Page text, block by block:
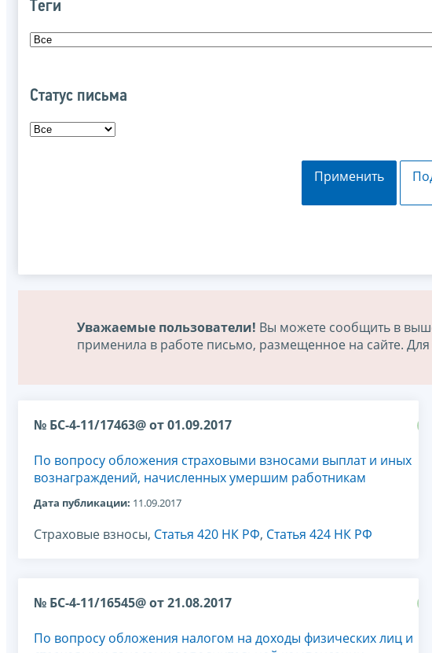
Теги
Статус письма
Применить
Уважаемые пользователи! Вы можете сообщить в
применила в работе письмо, размещенное на сайте. Для
№ БС-4-11/17463@ от 01.09.2017
По вопросу обложения страховыми взносами выплат и иных
вознаграждений, начисленных умершим работникам
Дата публикации: 11.09.2017
Страховые взносы, Статья 420 НК РФ, Статья 424 НК РФ
№ БС-4-11/16545@ от 21.08.2017
По вопросу обложения налогом на доходы физических лиц и